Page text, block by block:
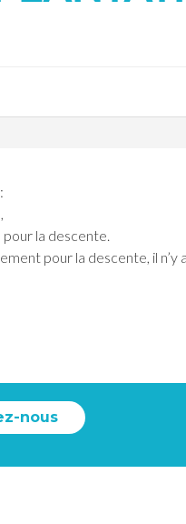
pour la descente.
pour la descente, il n’y
nous